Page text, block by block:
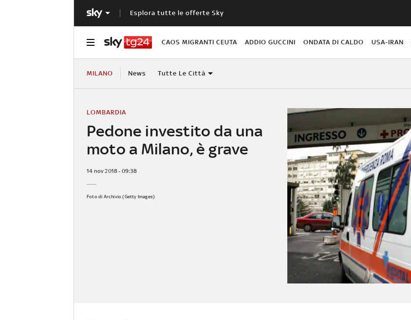
Esplora tutte le offerte Sky
CAOS MIGRANTI CEUTA ADDIO GUCCINI ONDATA DI CALDO USA-IRAN
MILANO News Tutte Le Città
Pedone investito da una
moto a Milano, è grave
LOMBARDIA
14 nov 2018 - 09:38
Foto di Archivio (Getty Images)